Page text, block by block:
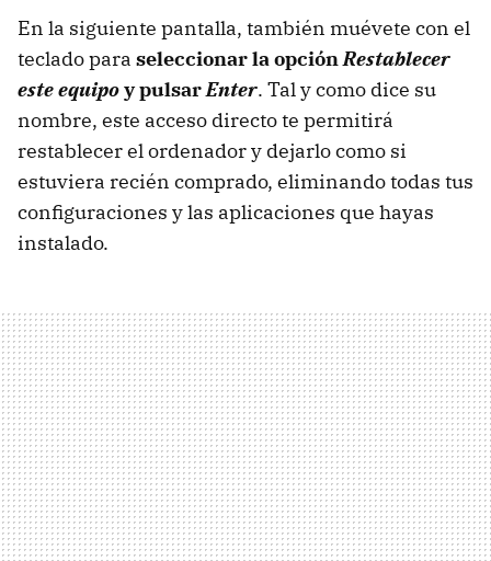
En la siguiente pantalla, también muévete con el
teclado para seleccionar la opciónRestablecer
este equipoy pulsarEnter. Tal y como dice su
nombre, este acceso directo te permitirá
restablecer el ordenador y dejarlo como si
estuviera recién comprado, eliminando todas tus
configuraciones y las aplicaciones que hayas
instalado.